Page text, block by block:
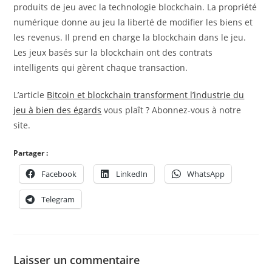
produits de jeu avec la technologie blockchain. La propriété
numérique donne au jeu la liberté de modifier les biens et
les revenus. Il prend en charge la blockchain dans le jeu.
Les jeux basés sur la blockchain ont des contrats
intelligents qui gèrent chaque transaction.
L’article Bitcoin et blockchain transforment l’industrie du
jeu à bien des égards vous plaît ? Abonnez-vous à notre
site.
Partager :
Facebook LinkedIn WhatsApp
Telegram
Laisser un commentaire